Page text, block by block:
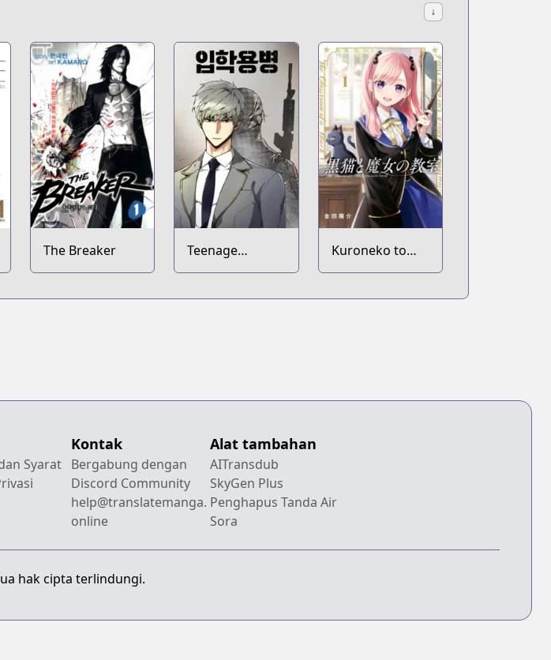
↓
The Breaker
Teenage
Mercenary
Kuroneko to
Majo no
Syarat
Kontak
Bergabung dengan
Discord Community
help@translatemanga.
online
Alat tambahan
AITransdub
SkyGen Plus
Penghapus Tanda Air
Sora
hak cipta terlindungi.